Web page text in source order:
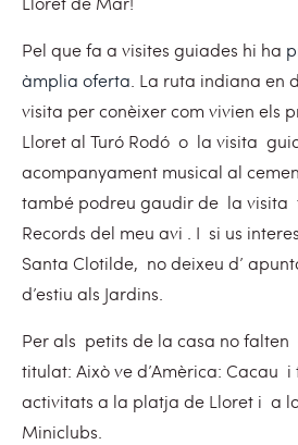
Pel que fa a visites guiades hi ha
àmplia oferta. La ruta indiana en
visita per conèixer com vivien els
Lloret al Turó Rodó o la visita
acompanyament musical al
també podreu gaudir de la visita
Records del meu avi . I si us
Santa Clotilde, no deixeu d’
d’estiu als Jardins.
Per als petits de la casa no falten
titulat: Això ve d’Amèrica: Cacau i
activitats a la platja de Lloret i a
Miniclubs.